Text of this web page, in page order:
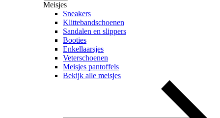
Meisjes
Sneakers
Klittebandschoenen
Sandalen en slippers
Booties
Enkellaarsjes
Veterschoenen
Meisjes pantoffels
Bekijk alle meisjes